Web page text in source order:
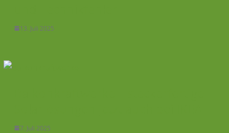
13. Juli 2025
7. Juli 2025